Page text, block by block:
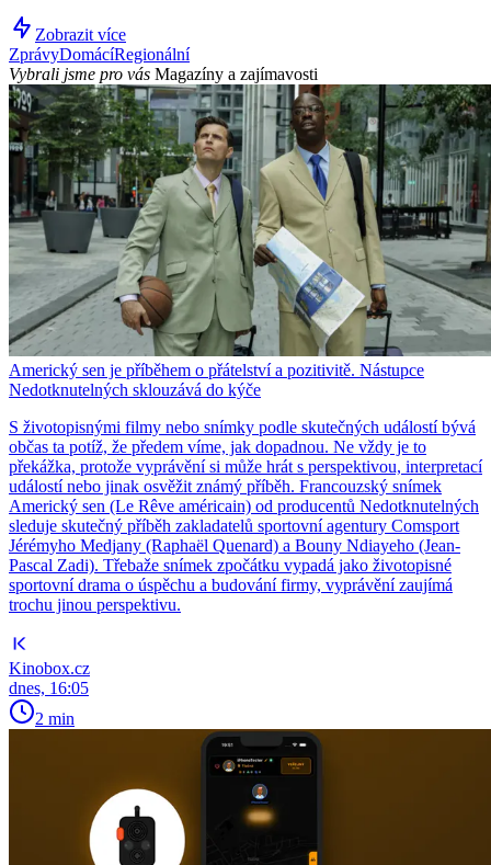
Zobrazit více
ZprávyDomácíRegionální
Vybrali jsme pro vás Magazíny a zajímavosti
Americký sen je příběhem o přátelství a pozitivitě. Nástupce
Nedotknutelných sklouzává do kýče
S životopisnými filmy nebo snímky podle skutečných událostí bývá
občas ta potíž, že předem víme, jak dopadnou. Ne vždy je to
překážka, protože vyprávění si může hrát s perspektivou, interpretací
událostí nebo jinak osvěžit známý příběh. Francouzský snímek
Americký sen (Le Rêve américain) od producentů Nedotknutelných
sleduje skutečný příběh zakladatelů sportovní agentury Comsport
Jérémyho Medjany (Raphaël Quenard) a Bouny Ndiayeho (Jean-
Pascal Zadi). Třebaže snímek zpočátku vypadá jako životopisné
sportovní drama o úspěchu a budování firmy, vyprávění zaujímá
trochu jinou perspektivu.
Kinobox.cz
dnes, 16:05
2 min